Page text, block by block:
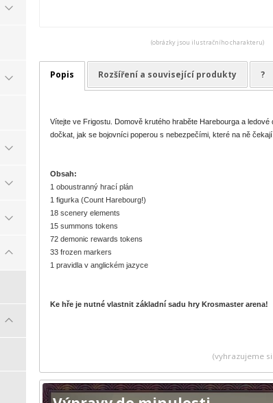
(obrázky jsou ilustračního charakteru)
Popis Rozšíření a související produkty ?
Vítejte ve Frigostu. Domově krutého hraběte Harebourga a
dočkat, jak se bojovníci poperou s nebezpečími, které na ně
Obsah:
1 oboustranný hrací plán
1 figurka (Count Harebourg!)
18 scenery elements
15 summons tokens
72 demonic rewards tokens
33 frozen markers
1 pravidla v anglickém jazyce
Ke hře je nutné vlastnit základní sadu hry Krosmaster arena!
(vyhrazujeme